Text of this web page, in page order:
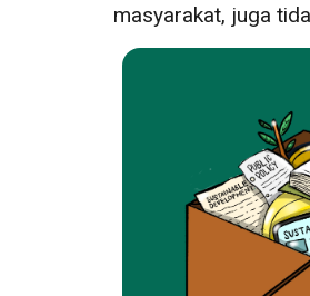
masyarakat, juga